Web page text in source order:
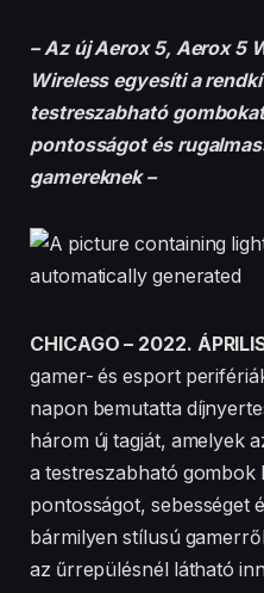
– Az új Aerox 5, Aerox 5
Wireless egyesíti a
testreszabható
pontosságot és
gamereknek –
CHICAGO – 2022.
gamer- és esport
napon bemutatta
három új tagját, amelyek
a testreszabható gombok
pontosságot, sebességet
bármilyen stílusú
az űrrepülésnél látható